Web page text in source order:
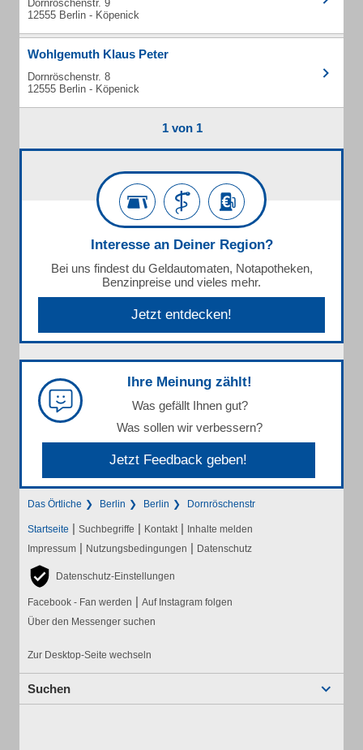
Dornröschenstr. 9
12555 Berlin - Köpenick
Wohlgemuth Klaus Peter
Dornröschenstr. 8
12555 Berlin - Köpenick
1 von 1
Interesse an Deiner Region?
Bei uns findest du Geldautomaten, Notapotheken,
Benzinpreise und vieles mehr.
Jetzt entdecken!
Ihre Meinung zählt!
Was gefällt Ihnen gut?
Was sollen wir verbessern?
Jetzt Feedback geben!
Das Örtliche Berlin Berlin Dornröschenstr
Startseite | Suchbegriffe | Kontakt | Inhalte melden
Impressum | Nutzungsbedingungen | Datenschutz
Datenschutz-Einstellungen
Facebook - Fan werden | Auf Instagram folgen
Über den Messenger suchen
Zur Desktop-Seite wechseln
Suchen